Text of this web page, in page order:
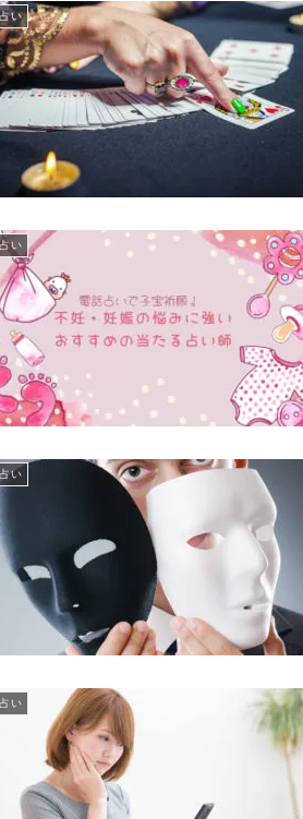
い
い
い
い